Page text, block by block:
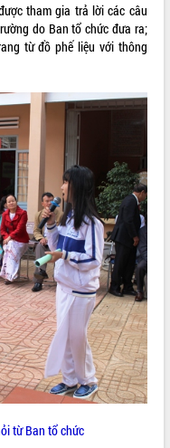
tham gia trả lời các câu
do Ban tổ chức đưa ra;
từ đồ phế liệu với thông
từ Ban tổ chức